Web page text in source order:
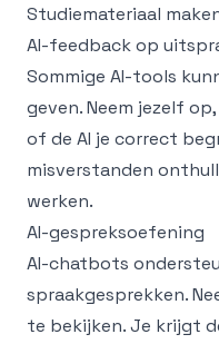
Studiemateriaal
AI-feedback op
Sommige AI-tools
geven. Neem jezelf
of de AI je correct
misverstanden
werken.
AI-gespreksoefening
AI-chatbots
spraakgesprekken.
te bekijken. Je krijgt